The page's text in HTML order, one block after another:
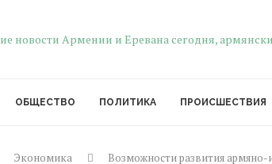
ОБЩЕСТВО ПОЛИТИКА ПРОИСШЕСТВИЯ
Экономика Возможности развития армяно-